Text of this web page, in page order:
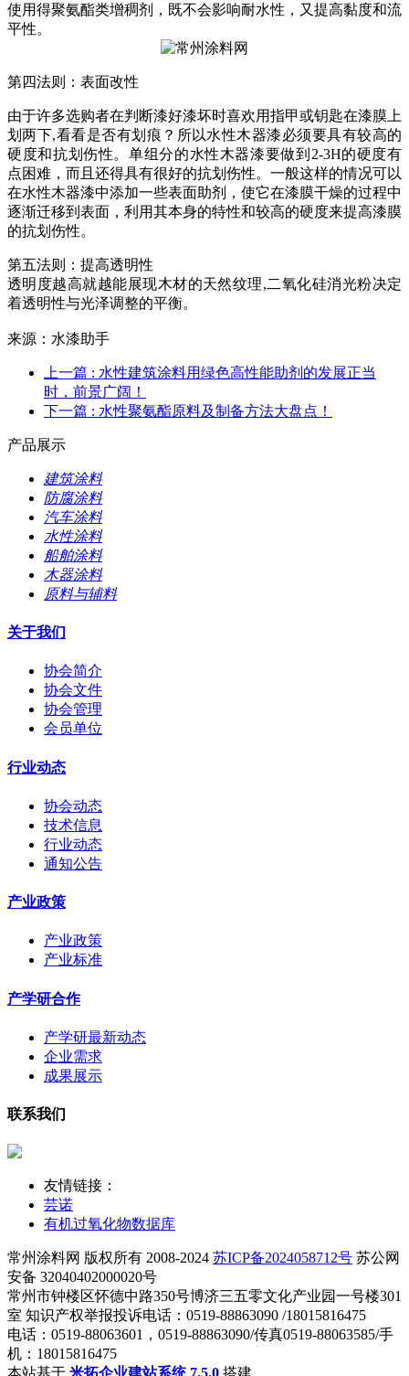
使用得聚氨酯类增稠剂，既不会影响耐水性，又提高黏度和流
平性。
第四法则：表面改性
由于许多选购者在判断漆好漆坏时喜欢用指甲或钥匙在漆膜上
划两下,看看是否有划痕？所以水性木器漆必须要具有较高的
硬度和抗划伤性。单组分的水性木器漆要做到2-3H的硬度有
点困难，而且还得具有很好的抗划伤性。一般这样的情况可以
在水性木器漆中添加一些表面助剂，使它在漆膜干燥的过程中
逐渐迁移到表面，利用其本身的特性和较高的硬度来提高漆膜
的抗划伤性。
第五法则：提高透明性
透明度越高就越能展现木材的天然纹理,二氧化硅消光粉决定
着透明性与光泽调整的平衡。
来源：水漆助手
上一篇 : 水性建筑涂料用绿色高性能助剂的发展正当
时，前景广阔！
下一篇 : 水性聚氨酯原料及制备方法大盘点！
产品展示
建筑涂料
防腐涂料
汽车涂料
水性涂料
船舶涂料
木器涂料
原料与辅料
关于我们
协会简介
协会文件
协会管理
会员单位
行业动态
协会动态
技术信息
行业动态
通知公告
产业政策
产业政策
产业标准
产学研合作
产学研最新动态
企业需求
成果展示
联系我们
友情链接：
芸诺
有机过氧化物数据库
常州涂料网 版权所有 2008-2024 苏ICP备2024058712号 苏公网
安备 32040402000020号
常州市钟楼区怀德中路350号博济三五零文化产业园一号楼301
室 知识产权举报投诉电话：0519-88863090 /18015816475
电话：0519-88063601，0519-88863090/传真0519-88063585/手
机：18015816475